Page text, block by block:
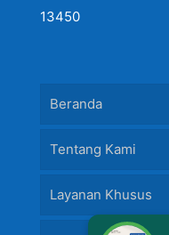
13450
Beranda
Tentang Kami
Layanan Khusus